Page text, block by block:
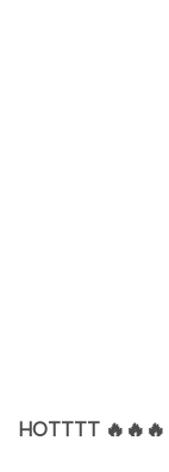
HOTTTT